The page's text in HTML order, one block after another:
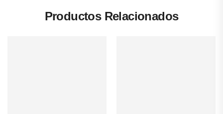
Productos Relacionados